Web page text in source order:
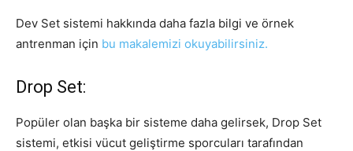
Dev Set sistemi hakkında daha fazla bilgi ve örnek
antrenman için bu makalemizi okuyabilirsiniz.
Drop Set:
Popüler olan başka bir sisteme daha gelirsek, Drop Set
sistemi, etkisi vücut geliştirme sporcuları tarafından